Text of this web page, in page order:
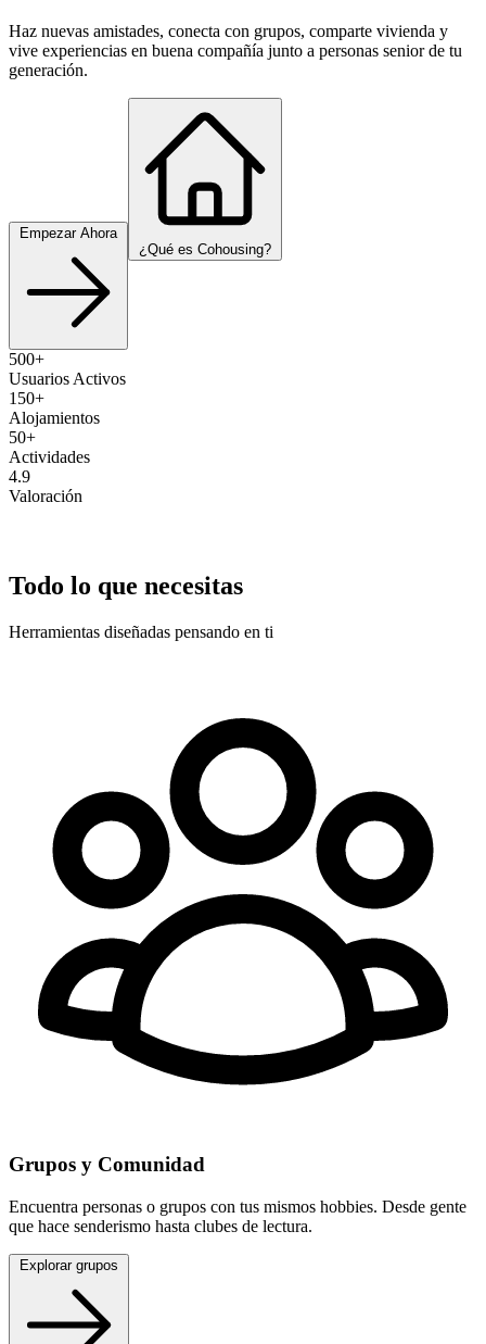
Haz nuevas amistades, conecta con grupos, comparte vivienda y
vive experiencias en buena compañía junto a personas senior de tu
generación.
¿Qué es Cohousing?
500+
Usuarios Activos
150+
Alojamientos
50+
Actividades
4.9
Valoración
Todo lo que necesitas
Herramientas diseñadas pensando en ti
Grupos y Comunidad
Encuentra personas o grupos con tus mismos hobbies. Desde gente
que hace senderismo hasta clubes de lectura.